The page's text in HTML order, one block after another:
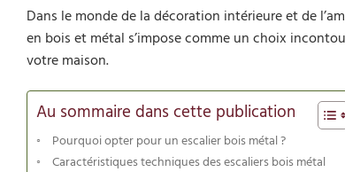
Dans le monde de la décoration intérieure et de
en bois et métal s’impose comme un choix
votre maison.
Au sommaire dans cette publication
Pourquoi opter pour un escalier bois métal ?
Caractéristiques techniques des escaliers bois métal